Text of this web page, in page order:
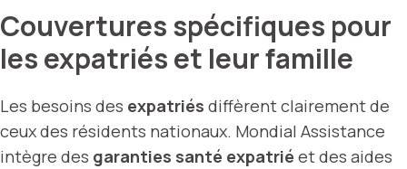
Couvertures spécifiques pour
les expatriés et leur famille
Les besoins des expatriés diffèrent clairement de
ceux des résidents nationaux. Mondial Assistance
intègre des garanties santé expatrié et des aides